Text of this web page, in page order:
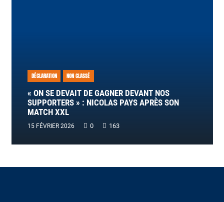
DÉCLARATION NON CLASSÉ
« ON SE DEVAIT DE GAGNER DEVANT NOS
SUPPORTERS » : NICOLAS PAYS APRÈS SON
MATCH XXL
15 FÉVRIER 2026 0 163